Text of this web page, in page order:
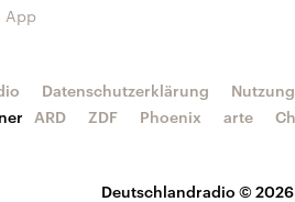
App
Deutschlandradio © 2026
Datenschutzerklärung
ARD ZDF Phoenix arte